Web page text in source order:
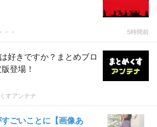
・・ 5時間前
好きですか？まとめブロ
登場！
すアンテナ
ごいことに【画像あ